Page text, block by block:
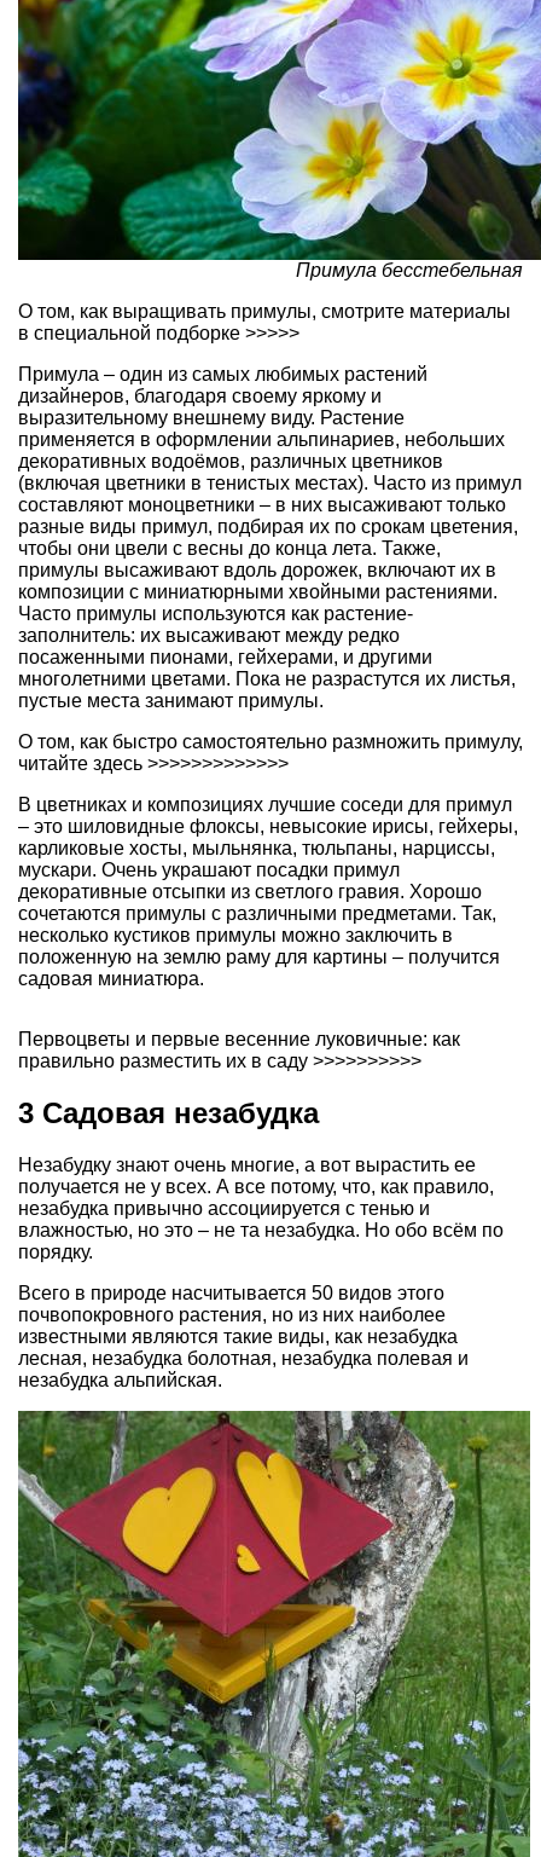
Примула бесстебельная
О том, как выращивать примулы, смотрите материалы
в специальной подборке >>>>>
Примула – один из самых любимых растений
дизайнеров, благодаря своему яркому и
выразительному внешнему виду. Растение
применяется в оформлении альпинариев, небольших
декоративных водоёмов, различных цветников
(включая цветники в тенистых местах). Часто из примул
составляют моноцветники – в них высаживают только
разные виды примул, подбирая их по срокам цветения,
чтобы они цвели с весны до конца лета. Также,
примулы высаживают вдоль дорожек, включают их в
композиции с миниатюрными хвойными растениями.
Часто примулы используются как растение-
заполнитель: их высаживают между редко
посаженными пионами, гейхерами, и другими
многолетними цветами. Пока не разрастутся их листья,
пустые места занимают примулы.
О том, как быстро самостоятельно размножить примулу,
читайте здесь >>>>>>>>>>>>>
В цветниках и композициях лучшие соседи для примул
– это шиловидные флоксы, невысокие ирисы, гейхеры,
карликовые хосты, мыльнянка, тюльпаны, нарциссы,
мускари. Очень украшают посадки примул
декоративные отсыпки из светлого гравия. Хорошо
сочетаются примулы с различными предметами. Так,
несколько кустиков примулы можно заключить в
положенную на землю раму для картины – получится
садовая миниатюра.
Первоцветы и первые весенние луковичные: как
правильно разместить их в саду >>>>>>>>>>
3 Садовая незабудка
Незабудку знают очень многие, а вот вырастить ее
получается не у всех. А все потому, что, как правило,
незабудка привычно ассоциируется с тенью и
влажностью, но это – не та незабудка. Но обо всём по
порядку.
Всего в природе насчитывается 50 видов этого
почвопокровного растения, но из них наиболее
известными являются такие виды, как незабудка
лесная, незабудка болотная, незабудка полевая и
незабудка альпийская.